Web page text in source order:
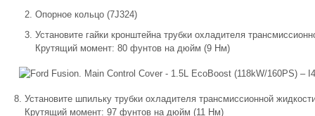
Опорное кольцо (7J324)
Установите гайки кронштейна трубки охладителя
Крутящий момент: 80 фунтов на дюйм (9 Нм)
Установите шпильку трубки охладителя трансмиссионной
Крутящий момент: 97 фунтов на дюйм (11 Нм)